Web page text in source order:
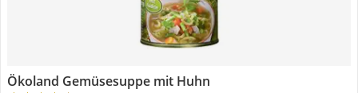
Ökoland Gemüsesuppe mit Huhn